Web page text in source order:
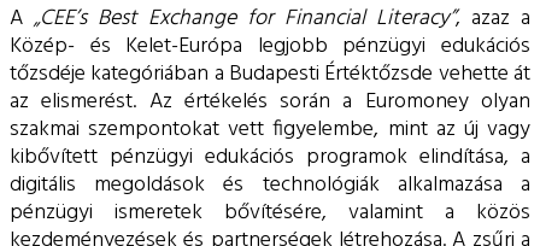
A„CEE’s Best Exchange for Financial Literacy”, azaz a
Közép- és Kelet-Európa legjobb pénzügyi edukációs
tőzsdéje kategóriában a Budapesti Értéktőzsde vehette át
az elismerést. Az értékelés során a Euromoney olyan
szakmai szempontokat vett figyelembe, mint az új vagy
kibővített pénzügyi edukációs programok elindítása, a
digitális megoldások és technológiák alkalmazása a
pénzügyi ismeretek bővítésére, valamint a közös